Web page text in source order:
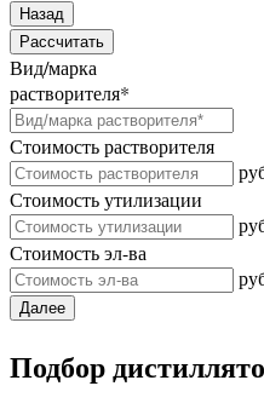
Назад
Рассчитать
Вид/марка
растворителя*
Стоимость растворителя
Стоимость утилизации
Стоимость эл-ва
Далее
Подбор